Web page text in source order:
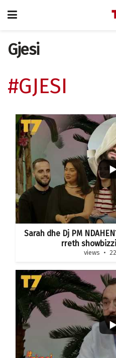
Gjesi
#GJESI
Sarah dhe Dj PM
rreth
views